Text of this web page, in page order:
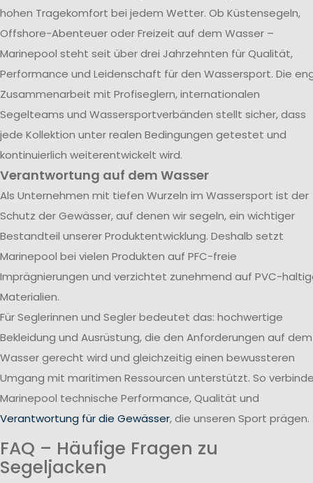
hohen Tragekomfort bei jedem Wetter. Ob Küstensegeln,
Offshore-Abenteuer oder Freizeit auf dem Wasser –
Marinepool steht seit über drei Jahrzehnten für Qualität,
Performance und Leidenschaft für den Wassersport. Die
Zusammenarbeit mit Profiseglern, internationalen
Segelteams und Wassersportverbänden stellt sicher, dass
jede Kollektion unter realen Bedingungen getestet und
kontinuierlich weiterentwickelt wird.
Verantwortung auf dem Wasser
Als Unternehmen mit tiefen Wurzeln im Wassersport ist der
Schutz der Gewässer, auf denen wir segeln, ein wichtiger
Bestandteil unserer Produktentwicklung. Deshalb setzt
Marinepool bei vielen Produkten auf PFC-freie
Imprägnierungen und verzichtet zunehmend auf PVC-
Materialien.
Für Seglerinnen und Segler bedeutet das: hochwertige
Bekleidung und Ausrüstung, die den Anforderungen auf dem
Wasser gerecht wird und gleichzeitig einen bewussteren
Umgang mit maritimen Ressourcen unterstützt. So
Marinepool technische Performance, Qualität und
Verantwortung für die Gewässer, die unseren Sport prägen.
FAQ – Häufige Fragen zu
Segeljacken